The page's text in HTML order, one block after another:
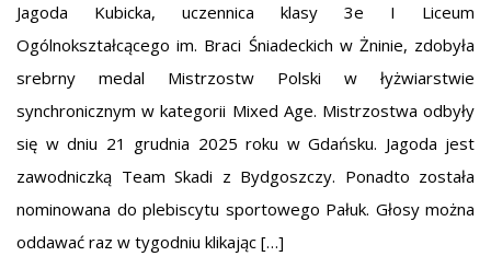
Jagoda Kubicka, uczennica klasy 3e I Liceum
Ogólnokształcącego im. Braci Śniadeckich w Żninie, zdobyła
srebrny medal Mistrzostw Polski w łyżwiarstwie
synchronicznym w kategorii Mixed Age. Mistrzostwa odbyły
się w dniu 21 grudnia 2025 roku w Gdańsku. Jagoda jest
zawodniczką Team Skadi z Bydgoszczy. Ponadto została
nominowana do plebiscytu sportowego Pałuk. Głosy można
oddawać raz w tygodniu klikając […]